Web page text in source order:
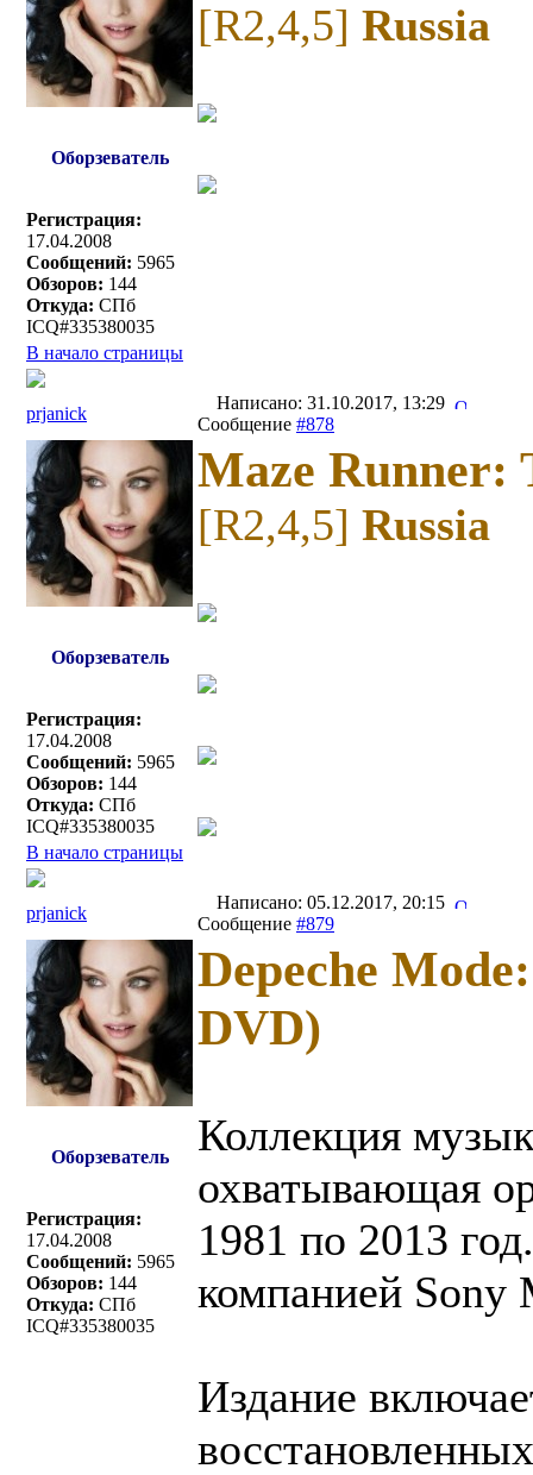
Оборзеватель
Регистрация:
17.04.2008
Сообщений: 5965
Обзоров: 144
Откуда: СПб
ICQ#335380035
[R2,4,5] Russia
В начало страницы
prjanick
Написано: 31.10.2017, 13:29
Сообщение #878
Оборзеватель
Регистрация:
17.04.2008
Сообщений: 5965
Обзоров: 144
Откуда: СПб
ICQ#335380035
Maze Runner:
[R2,4,5] Russia
В начало страницы
prjanick
Написано: 05.12.2017, 20:15
Сообщение #879
Оборзеватель
Регистрация:
17.04.2008
Сообщений: 5965
Обзоров: 144
Откуда: СПб
ICQ#335380035
Depeche
DVD)
Коллекция
охватывающая
1981 по 2013
компанией Sony
Издание